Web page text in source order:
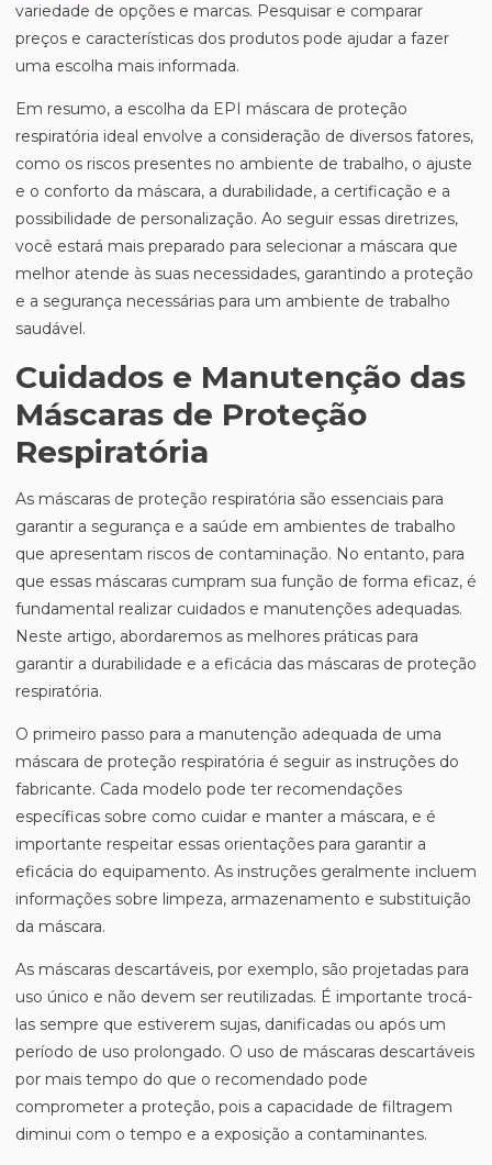
variedade de opções e marcas. Pesquisar e comparar
preços e características dos produtos pode ajudar a fazer
uma escolha mais informada.
Em resumo, a escolha da EPI máscara de proteção
respiratória ideal envolve a consideração de diversos fatores,
como os riscos presentes no ambiente de trabalho, o ajuste
e o conforto da máscara, a durabilidade, a certificação e a
possibilidade de personalização. Ao seguir essas diretrizes,
você estará mais preparado para selecionar a máscara que
melhor atende às suas necessidades, garantindo a proteção
e a segurança necessárias para um ambiente de trabalho
saudável.
Cuidados e Manutenção das
Máscaras de Proteção
Respiratória
As máscaras de proteção respiratória são essenciais para
garantir a segurança e a saúde em ambientes de trabalho
que apresentam riscos de contaminação. No entanto, para
que essas máscaras cumpram sua função de forma eficaz, é
fundamental realizar cuidados e manutenções adequadas.
Neste artigo, abordaremos as melhores práticas para
garantir a durabilidade e a eficácia das máscaras de proteção
respiratória.
O primeiro passo para a manutenção adequada de uma
máscara de proteção respiratória é seguir as instruções do
fabricante. Cada modelo pode ter recomendações
específicas sobre como cuidar e manter a máscara, e é
importante respeitar essas orientações para garantir a
eficácia do equipamento. As instruções geralmente incluem
informações sobre limpeza, armazenamento e substituição
da máscara.
As máscaras descartáveis, por exemplo, são projetadas para
uso único e não devem ser reutilizadas. É importante trocá-
las sempre que estiverem sujas, danificadas ou após um
período de uso prolongado. O uso de máscaras descartáveis
por mais tempo do que o recomendado pode
comprometer a proteção, pois a capacidade de filtragem
diminui com o tempo e a exposição a contaminantes.